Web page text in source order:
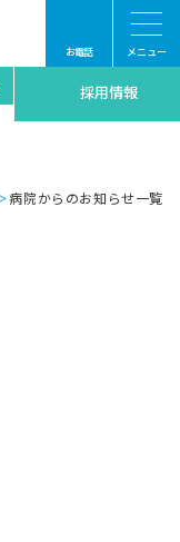
採用情報
お電話 メニュー
病院からのお知らせ一覧